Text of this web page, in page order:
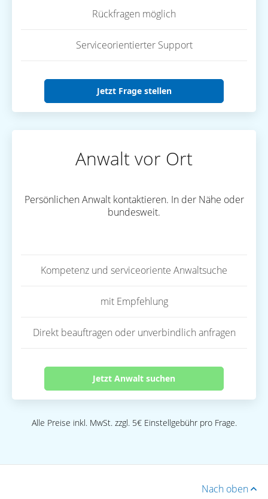
Rückfragen möglich
Serviceorientierter Support
Jetzt Frage stellen
Anwalt vor Ort
Persönlichen Anwalt kontaktieren. In der Nähe oder
bundesweit.
Kompetenz und serviceoriente Anwaltsuche
mit Empfehlung
Direkt beauftragen oder unverbindlich anfragen
Jetzt Anwalt suchen
Alle Preise inkl. MwSt. zzgl. 5€ Einstellgebühr pro Frage.
Nach oben